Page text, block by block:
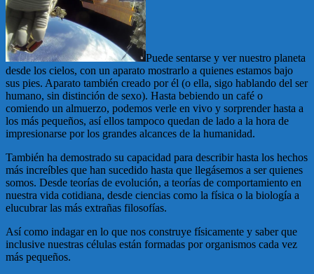
Puede sentarse y ver nuestro planeta
desde los cielos, con un aparato mostrarlo a quienes estamos bajo
sus pies. Aparato también creado por él (o ella, sigo hablando del ser
humano, sin distinción de sexo). Hasta bebiendo un café o
comiendo un almuerzo, podemos verle en vivo y sorprender hasta a
los más pequeños, así ellos tampoco quedan de lado a la hora de
impresionarse por los grandes alcances de la humanidad.
También ha demostrado su capacidad para describir hasta los hechos
más increíbles que han sucedido hasta que llegásemos a ser quienes
somos. Desde teorías de evolución, a teorías de comportamiento en
nuestra vida cotidiana, desde ciencias como la física o la biología a
elucubrar las más extrañas filosofías.
Así como indagar en lo que nos construye físicamente y saber que
inclusive nuestras células están formadas por organismos cada vez
más pequeños.